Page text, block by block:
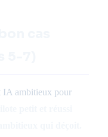
IA ambitieux pour